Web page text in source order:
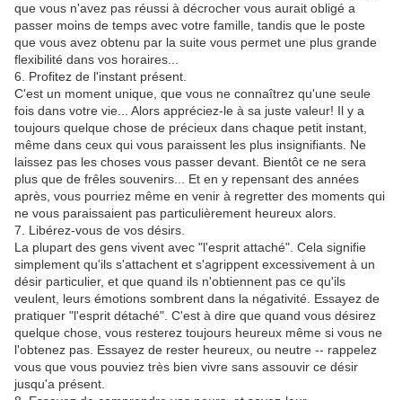
que vous n'avez pas réussi à décrocher vous aurait obligé a
passer moins de temps avec votre famille, tandis que le poste
que vous avez obtenu par la suite vous permet une plus grande
flexibilité dans vos horaires...
6. Profitez de l'instant présent.
C'est un moment unique, que vous ne connaîtrez qu'une seule
fois dans votre vie... Alors appréciez-le à sa juste valeur! Il y a
toujours quelque chose de précieux dans chaque petit instant,
même dans ceux qui vous paraissent les plus insignifiants. Ne
laissez pas les choses vous passer devant. Bientôt ce ne sera
plus que de frêles souvenirs... Et en y repensant des années
après, vous pourriez même en venir à regretter des moments qui
ne vous paraissaient pas particulièrement heureux alors.
7. Libérez-vous de vos désirs.
La plupart des gens vivent avec "l'esprit attaché". Cela signifie
simplement qu'ils s'attachent et s'agrippent excessivement à un
désir particulier, et que quand ils n'obtiennent pas ce qu'ils
veulent, leurs émotions sombrent dans la négativité. Essayez de
pratiquer "l'esprit détaché". C'est à dire que quand vous désirez
quelque chose, vous resterez toujours heureux même si vous ne
l'obtenez pas. Essayez de rester heureux, ou neutre -- rappelez
vous que vous pouviez très bien vivre sans assouvir ce désir
jusqu'a présent.